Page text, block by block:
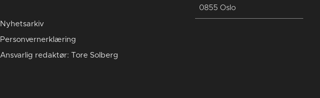
Nyhetsarkiv
Personvernerklæring
Ansvarlig redaktør: Tore Solberg
0855 Oslo